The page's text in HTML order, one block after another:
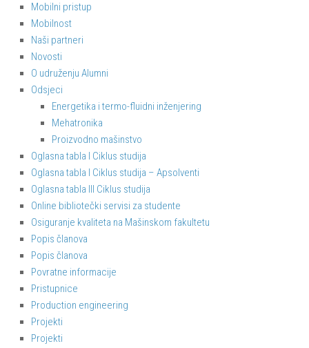
Mobilni pristup
Mobilnost
Naši partneri
Novosti
O udruženju Alumni
Odsjeci
Energetika i termo-fluidni inženjering
Mehatronika
Proizvodno mašinstvo
Oglasna tabla I Ciklus studija
Oglasna tabla I Ciklus studija – Apsolventi
Oglasna tabla III Ciklus studija
Online bibliotečki servisi za studente
Osiguranje kvaliteta na Mašinskom fakultetu
Popis članova
Popis članova
Povratne informacije
Pristupnice
Production engineering
Projekti
Projekti